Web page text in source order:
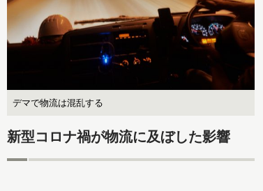
デマで物流は混乱する
新型コロナ禍が物流に及ぼした影響